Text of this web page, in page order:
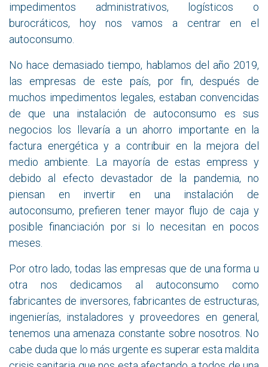
impedimentos administrativos, logísticos o
burocráticos, hoy nos vamos a centrar en el
autoconsumo.
No hace demasiado tiempo, hablamos del año 2019,
las empresas de este país, por fin, después de
muchos impedimentos legales, estaban convencidas
de que una instalación de autoconsumo es sus
negocios los llevaría a un ahorro importante en la
factura energética y a contribuir en la mejora del
medio ambiente. La mayoría de estas empress y
debido al efecto devastador de la pandemia, no
piensan en invertir en una instalación de
autoconsumo, prefieren tener mayor flujo de caja y
posible financiación por si lo necesitan en pocos
meses.
Por otro lado, todas las empresas que de una forma u
otra nos dedicamos al autoconsumo como
fabricantes de inversores, fabricantes de estructuras,
ingenierías, instaladores y proveedores en general,
tenemos una amenaza constante sobre nosotros. No
cabe duda que lo más urgente es superar esta maldita